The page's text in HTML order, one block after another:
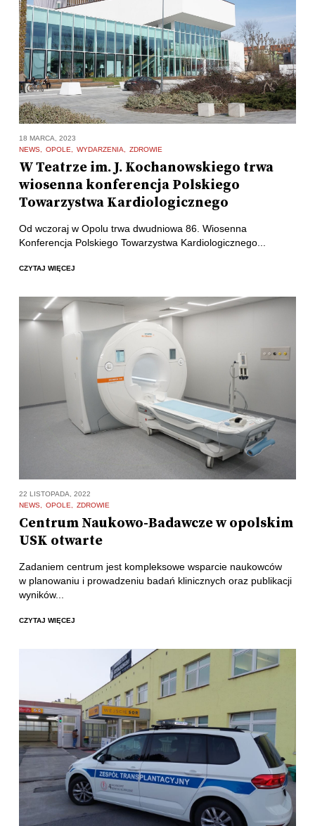
18 MARCA, 2023
NEWS
OPOLE WYDARZENIA ZDROWIE
W Teatrze im. J. Kochanowskiego trwa
wiosenna konferencja Polskiego
Towarzystwa Kardiologicznego
Od wczoraj w Opolu trwa dwudniowa 86. Wiosenna
Konferencja Polskiego Towarzystwa Kardiologicznego...
CZYTAJ WIĘCEJ
22 LISTOPADA, 2022
NEWS
OPOLE ZDROWIE
Centrum Naukowo-Badawcze w opolskim
USK otwarte
Zadaniem centrum jest kompleksowe wsparcie naukowców
w planowaniu i prowadzeniu badań klinicznych oraz publikacji
wyników...
CZYTAJ WIĘCEJ